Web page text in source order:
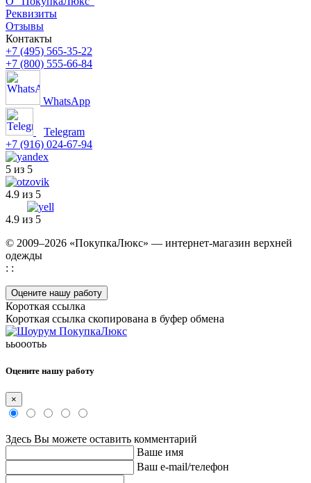
Реквизиты
Отзывы
Контакты
+7 (495) 565-35-22
+7 (800) 555-66-84
WhatsApp
Telegram
+7 (916) 024-67-94
5 из 5
4.9 из 5
4.9 из 5
© 2009–2026 «ПокупкаЛюкс» — интернет-магазин верхней
одежды
: :
Оцените нашу работу
Короткая ссылка
Короткая ссылка скопирована в буфер обмена
ььооотьь
Оцените нашу работу
×
Здесь Вы можете оставить комментарий
Ваше имя
Ваш e-mail/телефон